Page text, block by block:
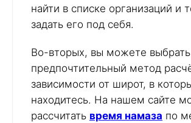
найти в списке организаций и
задать его под себя.
Во-вторых, вы можете выбрать
предпочтительный метод
зависимости от широт, в
находитесь. На нашем сайте
рассчитать время намаза по